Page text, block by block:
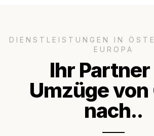
DIENSTLEISTUNGEN IN
EUROPA
Ihr
Umzüge von
nach..